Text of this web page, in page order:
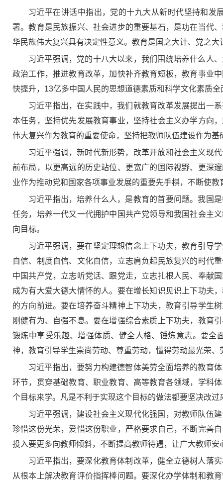
习近平在讲话中指出，党的十九大从新时代坚持和发
署。教育是民族振兴、社会进步的重要基石，是功在当代
华民族伟大复兴具有决定性意义。教育是国之大计、党之大
习近平强调，党的十八大以来，我们围绕培养什么人
政治工作，推进教育改革，加快补齐教育短板，教育事业
快提升，13亿多中国人民的思想道德素质和科学文化素质全
习近平指出，在实践中，我们就教育改革发展提出一
本任务，坚持优先发展教育事业，坚持社会主义办学方向
伟大复兴作为教育的重要使命，坚持把教师队伍建设作为
习近平强调，新时代新形势，改革开放和社会主义现
前布局，以更高远的历史站位、更宽广的国际视野、更深
业作为推动党和国家各项事业发展的重要先手棋，不断使
习近平指出，培养什么人，是教育的首要问题。我国
任务，培养一代又一代拥护中国共产党领导和我国社会主
向目标。
习近平强调，要在坚定理想信念上下功夫，教育引导
自信、制度自信、文化自信，立志肩负起民族复兴的时代
中国共产党，立志听党话、跟党走，立志扎根人民、奉献
成为有大爱大德大情怀的人。要在增长知识见识上下功夫
的方向前进。要在培养奋斗精神上下功夫，教育引导学生
刚健有为、自强不息。要在增强综合素质上下功夫，教育
锻炼中享受乐趣、增强体质、健全人格、锤炼意志。要
神，教育引导学生崇尚劳动、尊重劳动，懂得劳动最光荣
习近平指出，要努力构建德智体美劳全面培养的教育
环节，贯穿基础教育、职业教育、高等教育各领域，学科
个目标来学。凡是不利于实现这个目标的做法都要坚决改过
习近平强调，建设社会主义现代化强国，对教师队伍
珍惜这份光荣，爱惜这份职业，严格要求自己，不断完善
投入要更多向教师倾斜，不断提高教师待遇，让广大教师
习近平指出，要深化教育体制改革，健全立德树人落
从根本上解决教育评价指挥棒问题。要深化办学体制和教